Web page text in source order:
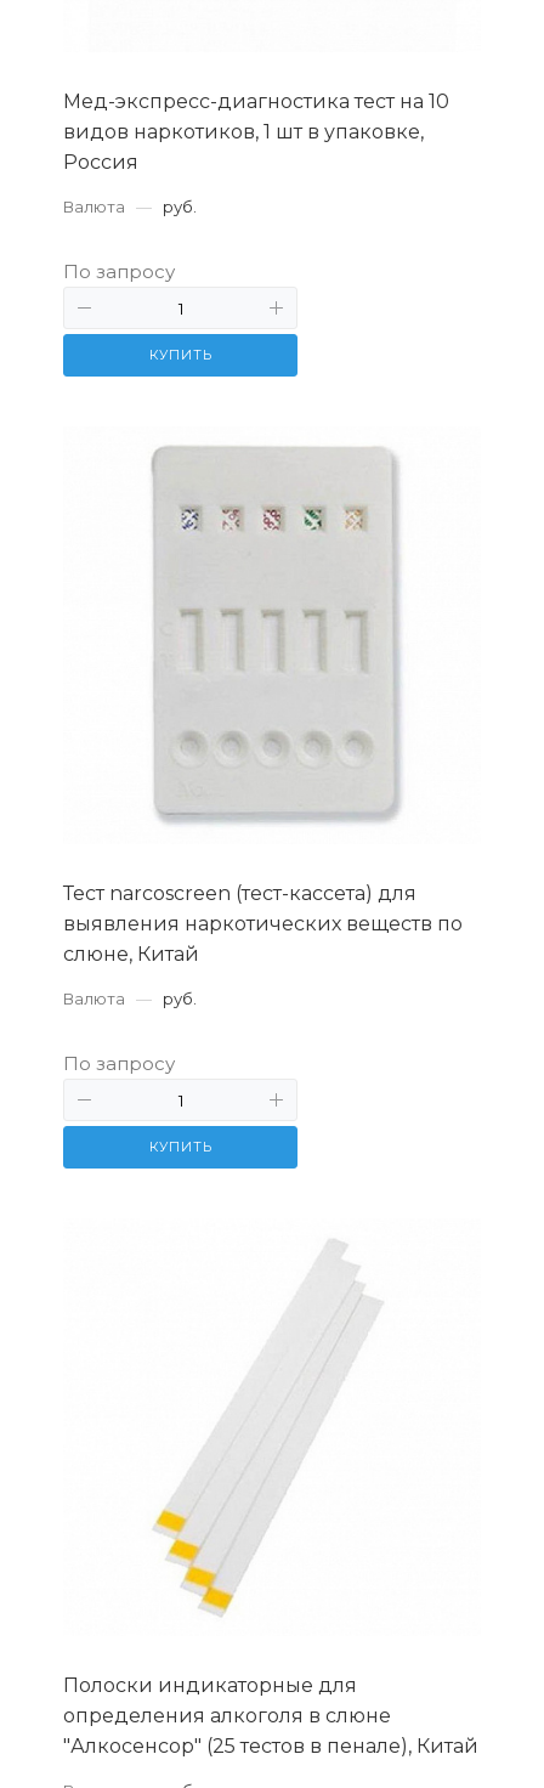
Мед-экспресс-диагностика тест на 10
видов наркотиков, 1 шт в упаковке,
Россия
Валюта — руб.
По запросу
КУПИТЬ
Тест narcoscreen (тест-кассета) для
выявления наркотических веществ по
слюне, Китай
Валюта — руб.
По запросу
КУПИТЬ
Полоски индикаторные для
определения алкоголя в слюне
"Алкосенсор" (25 тестов в пенале), Китай